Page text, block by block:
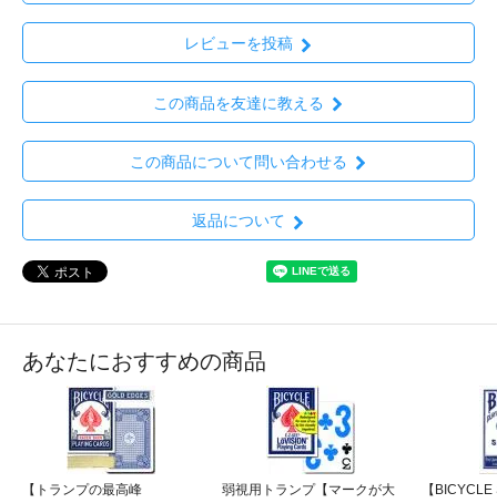
レビューを投稿
この商品を友達に教える
この商品について問い合わせる
返品について
あなたにおすすめの商品
【トランプの最高峰
弱視用トランプ【マークが大
【